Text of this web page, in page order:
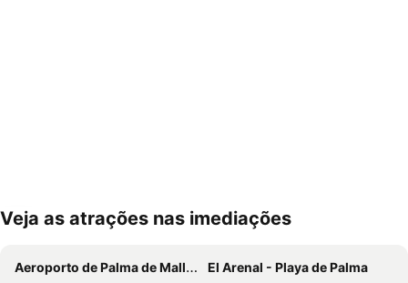
Ampliar mapa
Veja as atrações nas imediações
Aeroporto de Palma de Mallorca
El Arenal - Playa de Palma